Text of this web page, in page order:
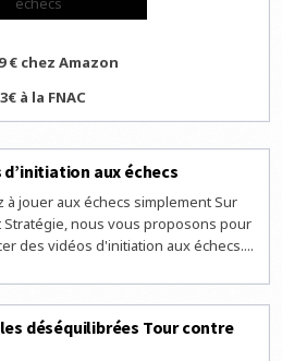
€ chez Amazon
à la FNAC
d’initiation aux échecs
à jouer aux échecs simplement Sur
Stratégie, nous vous proposons pour
des vidéos d'initiation aux échecs....
déséquilibrées Tour contre